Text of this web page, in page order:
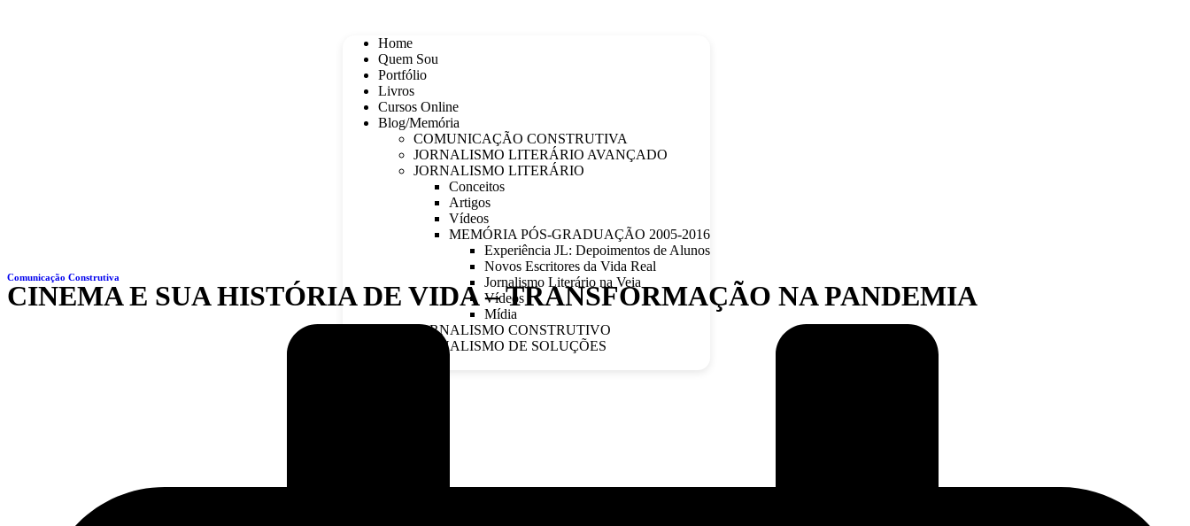
Home
Quem Sou
Portfólio
Livros
Cursos Online
Blog/Memória
COMUNICAÇÃO CONSTRUTIVA
JORNALISMO LITERÁRIO AVANÇADO
JORNALISMO LITERÁRIO
Conceitos
Artigos
Vídeos
MEMÓRIA PÓS-GRADUAÇÃO 2005-2016
Experiência JL: Depoimentos de Alunos
Novos Escritores da Vida Real
Jornalismo Literário na Veia
Vídeos
Mídia
JORNALISMO CONSTRUTIVO
JORNALISMO DE SOLUÇÕES
Comunicação Construtiva
CINEMA E SUA HISTÓRIA DE VIDA – TRANSFORMAÇÃO NA PANDEMIA